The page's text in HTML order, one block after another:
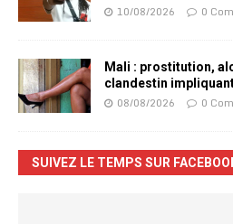
10/08/2026 0
Mali : prostitution,
clandestin
08/08/2026 0
SUIVEZ LE TEMPS SUR